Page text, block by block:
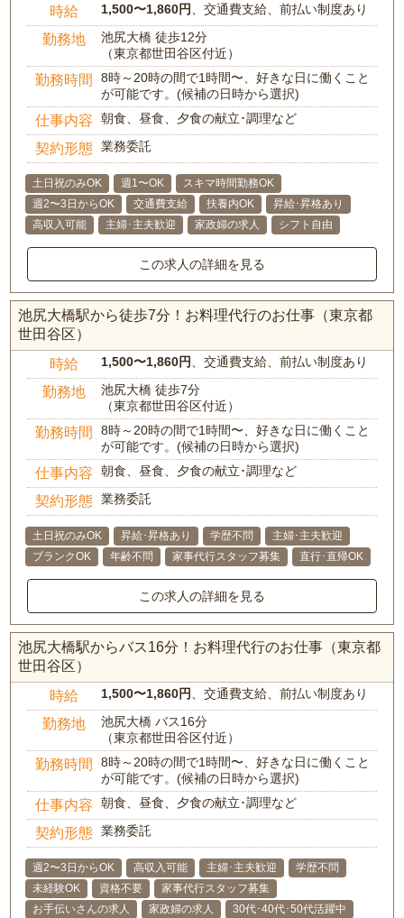
時給 1,500〜1,860円 、交通費支給、前払い制度あり
勤務地
池尻大橋 徒歩12分
（東京都世田谷区付近）
勤務時間
8時～20時の間で1時間〜、好きな日に働くこと
が可能です。(候補の日時から選択)
仕事内容 朝食、昼食、夕食の献立･調理など
契約形態 業務委託
土日祝のみOK 週1〜OK
スキマ時間勤務OK
週2〜3日からOK
交通費支給 扶養内OK
昇給･昇格あり
高収入可能
主婦･主夫歓迎 家政婦の求人 シフト自由
この求人の詳細を見る
池尻大橋駅から徒歩7分！お料理代行のお仕事（東京都
世田谷区）
時給 1,500〜1,860円 、交通費支給、前払い制度あり
勤務地
池尻大橋 徒歩7分
（東京都世田谷区付近）
勤務時間
8時～20時の間で1時間〜、好きな日に働くこと
が可能です。(候補の日時から選択)
仕事内容 朝食、昼食、夕食の献立･調理など
契約形態 業務委託
土日祝のみOK 昇給･昇格あり 学歴不問
主婦･主夫歓迎
ブランクOK
年齢不問 家事代行スタッフ募集 直行･直帰OK
この求人の詳細を見る
池尻大橋駅からバス16分！お料理代行のお仕事（東京都
世田谷区）
時給 1,500〜1,860円 、交通費支給、前払い制度あり
勤務地
池尻大橋 バス16分
（東京都世田谷区付近）
勤務時間
8時～20時の間で1時間〜、好きな日に働くこと
が可能です。(候補の日時から選択)
仕事内容 朝食、昼食、夕食の献立･調理など
契約形態 業務委託
週2〜3日からOK 高収入可能 主婦･主夫歓迎
学歴不問
未経験OK
資格不要
家事代行スタッフ募集
お手伝いさんの求人
家政婦の求人 30代･40代･50代活躍中